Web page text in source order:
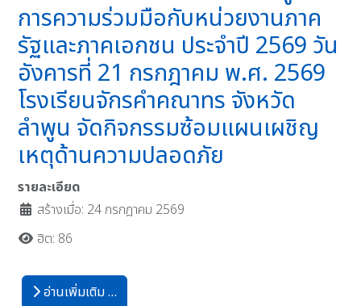
การความร่วมมือกับหน่วยงานภาค
รัฐและภาคเอกชน ประจำปี 2569 วัน
อังคารที่ 21 กรกฎาคม พ.ศ. 2569
โรงเรียนจักรคำคณาทร จังหวัด
ลำพูน จัดกิจกรรมซ้อมแผนเผชิญ
เหตุด้านความปลอดภัย
รายละเอียด
สร้างเมื่อ: 24 กรกฎาคม 2569
ฮิต: 86
อ่านเพิ่มเติม …